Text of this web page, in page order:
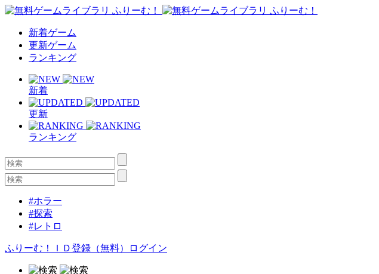
新着ゲーム
更新ゲーム
ランキング
新着
更新
ランキング
#ホラー
#探索
#レトロ
ふりーむ！ＩＤ登録（無料） ログイン